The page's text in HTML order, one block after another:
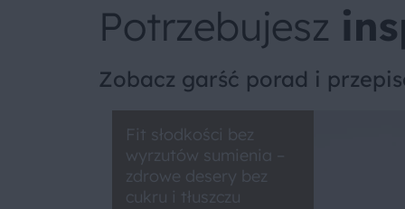
Potrzebujesz
Zobacz garść porad i
Fit słodkości bez
wyrzutów sumienia –
zdrowe desery bez
cukru i tłuszczu